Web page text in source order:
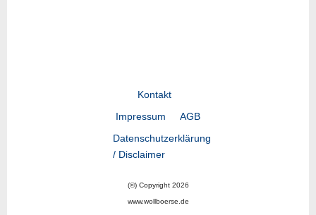
Kontakt
Impressum
AGB
Datenschutzerklärung
/ Disclaimer
(©) Copyright 2026
www.wollboerse.de